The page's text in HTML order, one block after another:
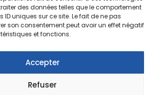
des données telles que le comportement
uniques sur ce site. Le fait de ne pas
son consentement peut avoir un effet négatif
et fonctions.
Accepter
Refuser
informés de nos dernières
Fonction Meuble